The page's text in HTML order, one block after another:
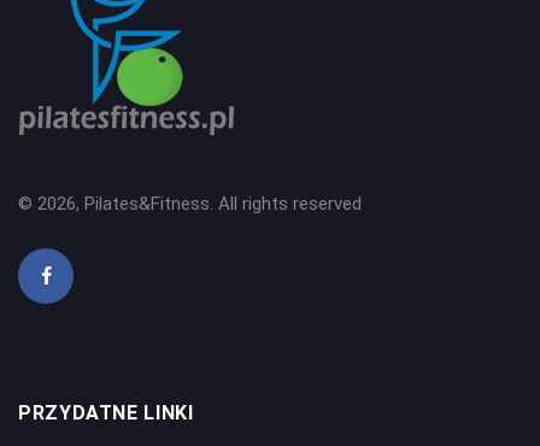
© 2026, Pilates&Fitness. All rights reserved
PRZYDATNE LINKI